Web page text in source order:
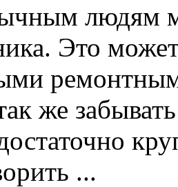
людям
Это
же
...